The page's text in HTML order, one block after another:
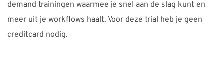
demand trainingen waarmee je snel aan de slag kunt en
meer uit je workflows haalt. Voor deze trial heb je geen
creditcard nodig.